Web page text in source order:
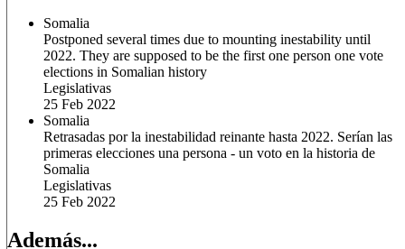
Somalia
Postponed several times due to mounting inestability until
2022. They are supposed to be the first one person one vote
elections in Somalian history
Legislativas
25 Feb 2022
Somalia
Retrasadas por la inestabilidad reinante hasta 2022. Serían las
primeras elecciones una persona - un voto en la historia de
Somalia
Legislativas
25 Feb 2022
Además...